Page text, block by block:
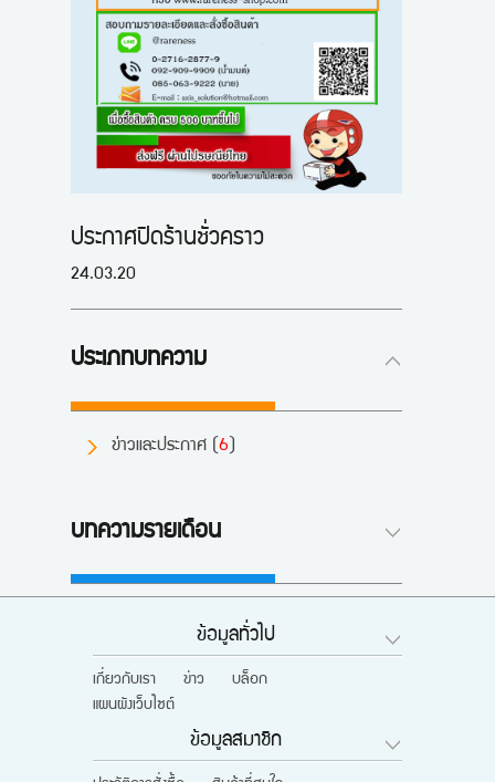
ประกาศปิดร้านชั่วคราว
24.03.20
ประเภทบทความ
ข่าวและประกาศ ( 6)
บทความรายเดือน
ข้อมูลทั่วไป
เกี่ยวกับเรา ข่าว
บล็อก
แผนผังเว็บไซต์
ข้อมูลสมาชิก